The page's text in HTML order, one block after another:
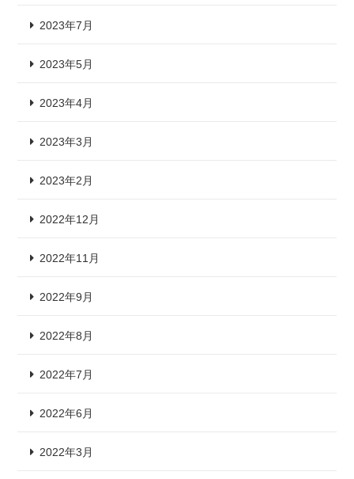
2023年7月
2023年5月
2023年4月
2023年3月
2023年2月
2022年12月
2022年11月
2022年9月
2022年8月
2022年7月
2022年6月
2022年3月